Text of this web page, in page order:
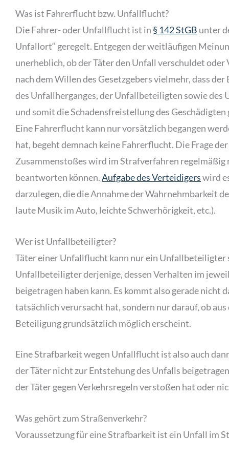
Was ist Fahrerflucht bzw. Unfallflucht?
Die Fahrer- oder Unfallflucht ist in § 142 StGB unter
Unfallort“ geregelt. Entgegen der weitläufigen
unerheblich, ob der Täter den Unfall verschuldet
nach dem Willen des Gesetzgebers vielmehr, dass
des Unfallherganges, der Unfallbeteiligten sowie
und somit die Schadensfreistellung des
Eine Fahrerflucht kann nur vorsätzlich begangen
hat, begeht demnach keine Fahrerflucht. Die Frage
Zusammenstoßes wird im Strafverfahren
beantworten können.Aufgabe des Verteidigerswird
darzulegen, die die Annahme der Wahrnehmbarkeit
laute Musik im Auto, leichte Schwerhörigkeit, etc.).
Wer ist Unfallbeteiligter?
Täter einer Unfallflucht kann nur ein Unfallbeteiligter
Unfallbeteiligter derjenige, dessen Verhalten im
beigetragen haben kann. Es kommt also gerade nicht
tatsächlich verursacht hat, sondern nur darauf, ob
Beteiligung grundsätzlich möglich erscheint.
Eine Strafbarkeit wegen Unfallflucht ist also auch
der Täter nicht zur Entstehung des Unfalls
der Täter gegen Verkehrsregeln verstoßen hat oder
Was gehört zum Straßenverkehr?
Voraussetzung für eine Strafbarkeit ist ein Unfall im